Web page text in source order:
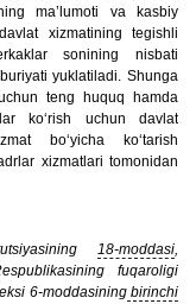
ma’lumoti va kasbiy
xizmatining tegishli
sonining nisbati
yuklatiladi. Shunga
teng huquq hamda
ko‘rish uchun davlat
bo‘yicha ko‘tarish
xizmatlari tomonidan
18-moddasi,
fuqaroligi
6-moddasiningbirinchi